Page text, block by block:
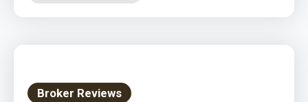
Broker Reviews